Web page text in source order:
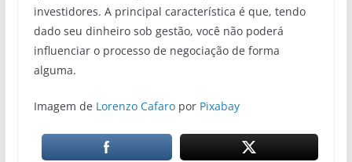
investidores. A principal característica é que, tendo
dado seu dinheiro sob gestão, você não poderá
influenciar o processo de negociação de forma
alguma.
Imagem de Lorenzo Cafaropor Pixabay